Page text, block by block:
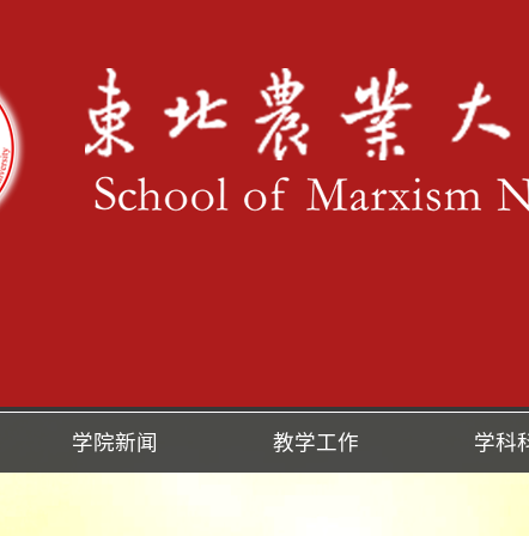
学院新闻 教学工作 学科